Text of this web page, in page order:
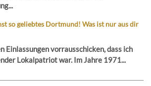
so geliebtes Dortmund! Was ist nur aus dir
Einlassungen vorrausschicken, dass ich
Lokalpatriot war. Im Jahre 1971...